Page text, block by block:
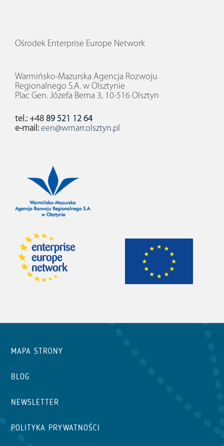
Ośrodek Enterprise Europe Network
Warmińsko-Mazurska Agencja Rozwoju
Regionalnego S.A. w Olsztynie
Plac Gen. Józefa Bema 3, 10-516 Olsztyn
tel.: +48 89 521 12 64
e-mail: een@wmarr.olsztyn.pl
MAPA STRONY
BLOG
NEWSLETTER
POLITYKA PRYWATNOŚCI